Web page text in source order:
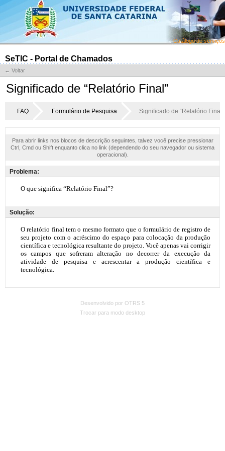
Catálogo de serviços
SeTIC - Portal de Chamados
← Voltar
Significado de “Relatório Final”
FAQ Formulário de Pesquisa Significado de “Relatório Final”
Para abrir links nos blocos de descrição seguintes, talvez você precise pressionar
Ctrl, Cmd ou Shift enquanto clica no link (dependendo do seu navegador ou sistema
operacional).
Problema:
Solução:
Desenvolvido por OTRS 5
Trocar para modo desktop